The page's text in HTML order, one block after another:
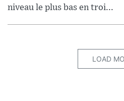
niveau le plus bas en troi...
LOAD